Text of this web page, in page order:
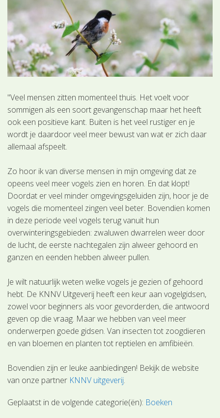
"Veel mensen zitten momenteel thuis. Het voelt voor
sommigen als een soort gevangenschap maar het heeft
ook een positieve kant. Buiten is het veel rustiger en je
wordt je daardoor veel meer bewust van wat er zich daar
allemaal afspeelt.
Zo hoor ik van diverse mensen in mijn omgeving dat ze
opeens veel meer vogels zien en horen. En dat klopt!
Doordat er veel minder omgevingsgeluiden zijn, hoor je de
vogels die momenteel zingen veel beter. Bovendien komen
in deze periode veel vogels terug vanuit hun
overwinteringsgebieden: zwaluwen dwarrelen weer door
de lucht, de eerste nachtegalen zijn alweer gehoord en
ganzen en eenden hebben alweer pullen.
Je wilt natuurlijk weten welke vogels je gezien of gehoord
hebt. De KNNV Uitgeverij heeft een keur aan vogelgidsen,
zowel voor beginners als voor gevorderden, die antwoord
geven op die vraag. Maar we hebben van veel meer
onderwerpen goede gidsen. Van insecten tot zoogdieren
en van bloemen en planten tot reptielen en amfibieën.
Bovendien zijn er leuke aanbiedingen! Bekijk de website
van onze partner KNNV uitgeverij.
Geplaatst in de volgende categorie(ën): Boeken